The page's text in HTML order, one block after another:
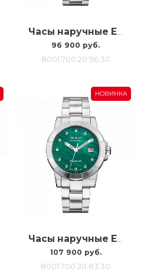
96 900 руб.
8001.700.20.96.30
НОВИНКА
107 900 руб.
8001.700.20.83.30